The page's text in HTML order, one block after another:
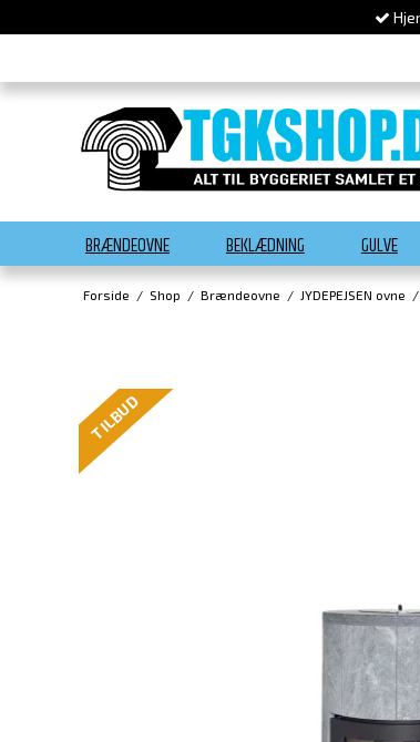
BRÆNDEOVNE BEKLÆDNING GULVE
Forside / Shop / Brændeovne / JYDEPEJSEN ovne /
TILBUD